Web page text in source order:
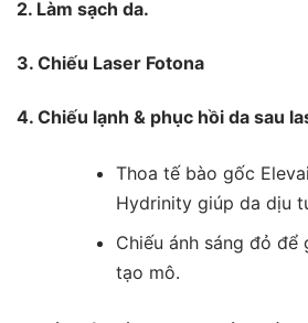
2. Làm sạch da.
3. Chiếu Laser Fotona
4. Chiếu lạnh & phục hồi da sau
Thoa tế bào gốc
Hydrinity giúp da dịu
Chiếu ánh sáng đỏ để
tạo mô.